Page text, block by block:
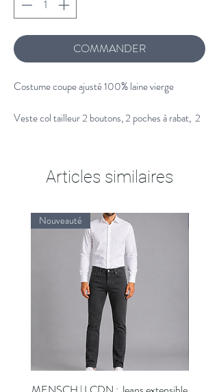
COMMANDER
Costume coupe ajusté 100% laine vierge
Veste col tailleur 2 boutons, 2 poches à rabat, 2
sans ourlet.
Costume homme 100% laine vierge.
Tissu confectionné en Italie.
Articles similaires
Nouveauté